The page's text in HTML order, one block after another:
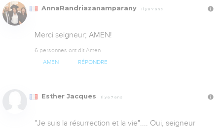
AnnaRandriazanamparany Il y a 7 ans
Merci seigneur; AMEN!
6 personnes ont dit Amen
AMEN RÉPONDRE
Esther Jacques Il y a 7 ans
"Je suis la résurrection et la vie".... Oui, seigneur